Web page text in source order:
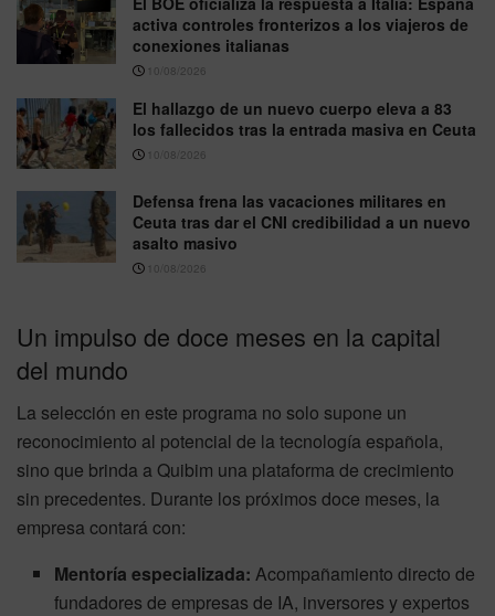
activa controles fronterizos a los viajeros de
conexiones italianas
10/08/2026
El hallazgo de un nuevo cuerpo eleva a 83
los fallecidos tras la entrada masiva en Ceuta
10/08/2026
Defensa frena las vacaciones militares en
Ceuta tras dar el CNI credibilidad a un nuevo
asalto masivo
10/08/2026
Un impulso de doce meses en la capital
del mundo
La selección en este programa no solo supone un
reconocimiento al potencial de la tecnología española,
sino que brinda a Quibim una plataforma de crecimiento
sin precedentes. Durante los próximos doce meses, la
empresa contará con:
Mentoría especializada: Acompañamiento directo de
fundadores de empresas de IA, inversores y expertos